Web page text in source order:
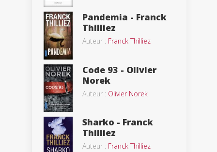
Pandemia - Franck
Thilliez
Auteur : Franck Thilliez
Code 93 - Olivier
Norek
Auteur : Olivier Norek
Sharko - Franck
Thilliez
Auteur : Franck Thilliez